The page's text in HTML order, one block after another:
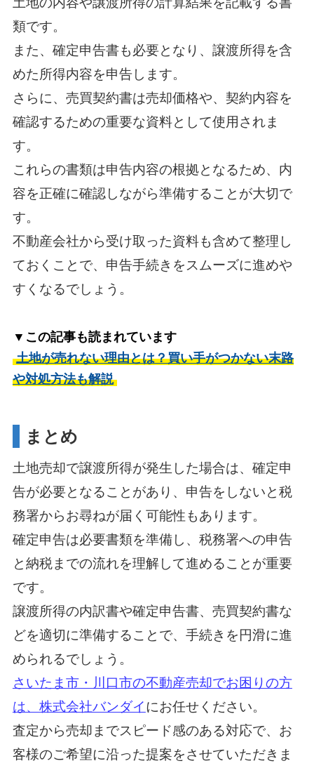
類です。
また、確定申告書も必要となり、譲渡所得を含
めた所得内容を申告します。
さらに、売買契約書は売却価格や、契約内容を
確認するための重要な資料として使用されま
す。
これらの書類は申告内容の根拠となるため、内
容を正確に確認しながら準備することが大切で
す。
不動産会社から受け取った資料も含めて整理し
ておくことで、申告手続きをスムーズに進めや
すくなるでしょう。
▼この記事も読まれています
土地が売れない理由とは？買い手がつかない末路
や対処方法も解説
まとめ
土地売却で譲渡所得が発生した場合は、確定申
告が必要となることがあり、申告をしないと税
務署からお尋ねが届く可能性もあります。
確定申告は必要書類を準備し、税務署への申告
と納税までの流れを理解して進めることが重要
です。
譲渡所得の内訳書や確定申告書、売買契約書な
どを適切に準備することで、手続きを円滑に進
められるでしょう。
さいたま市・川口市の不動産売却でお困りの方
は、株式会社バンダイにお任せください。
査定から売却までスピード感のある対応で、お
客様のご希望に沿った提案をさせていただきま